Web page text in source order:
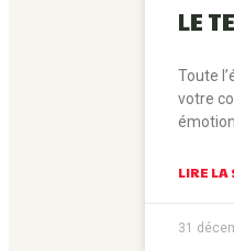
LE
Toute
votre
LIRE LA
31